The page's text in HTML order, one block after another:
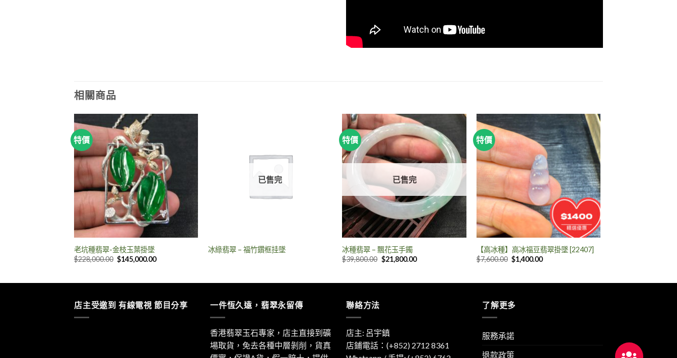
相關商品
特價
老坑種翡翠-金枝玉葉掛墜
$228,000.00 $145,000.00
已售完
冰綠翡翠 – 福竹鑽框挂墜
特價
已售完
冰種翡翠 – 飄花玉手鐲
$39,800.00 $21,800.00
特價
【高冰種】高冰福豆翡翠掛墜 [22407]
$7,600.00 $1,400.00
店主受邀到 有線電視 節目分享 一件恆久遠，翡翠永留傳
香港翡翠玉石專家，店主直接到礦
場取貨，免去各種中層剝削，貨真
聯絡方法
店主: 呂宇鎮
店鋪電話：(+852) 2712 8361
了解更多
服務承諾
退款政策